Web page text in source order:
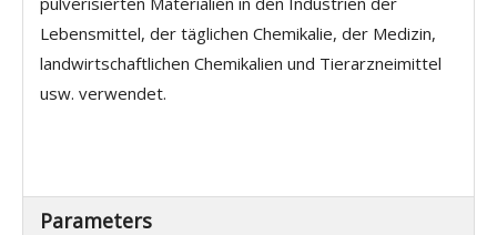
Lebensmittel, der täglichen Chemikalie, der Medizin,
landwirtschaftlichen Chemikalien und Tierarzneimittel
usw. verwendet.
Parameters